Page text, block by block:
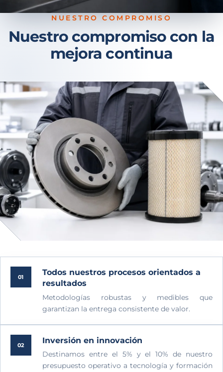
NUESTRO COMPROMISO
Nuestro compromiso con la
mejora continua
01
Todos nuestros procesos orientados a
resultados
Metodologías robustas y medibles que
garantizan la entrega consistente de valor.
02 Inversión en innovación
Destinamos entre el 5% y el 10% de nuestro
presupuesto operativo a tecnología y formación